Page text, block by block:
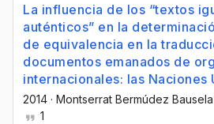
La influencia de los “textos
auténticos” en la
de equivalencia en la
documentos emanados de
internacionales: las Naciones
2014 · Montserrat Bermúdez Bausela
1